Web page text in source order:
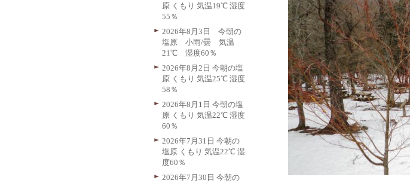
原 くもり 気温19℃ 湿度
55％
2026年8月3日 今朝の
塩原 小雨/曇 気温
21℃ 湿度60％
2026年8月2日 今朝の塩
原 くもり 気温25℃ 湿度
58％
2026年8月1日 今朝の塩
原 くもり 気温22℃ 湿度
60％
2026年7月31日 今朝の
塩原 くもり 気温22℃ 湿
度60％
2026年7月30日 今朝の